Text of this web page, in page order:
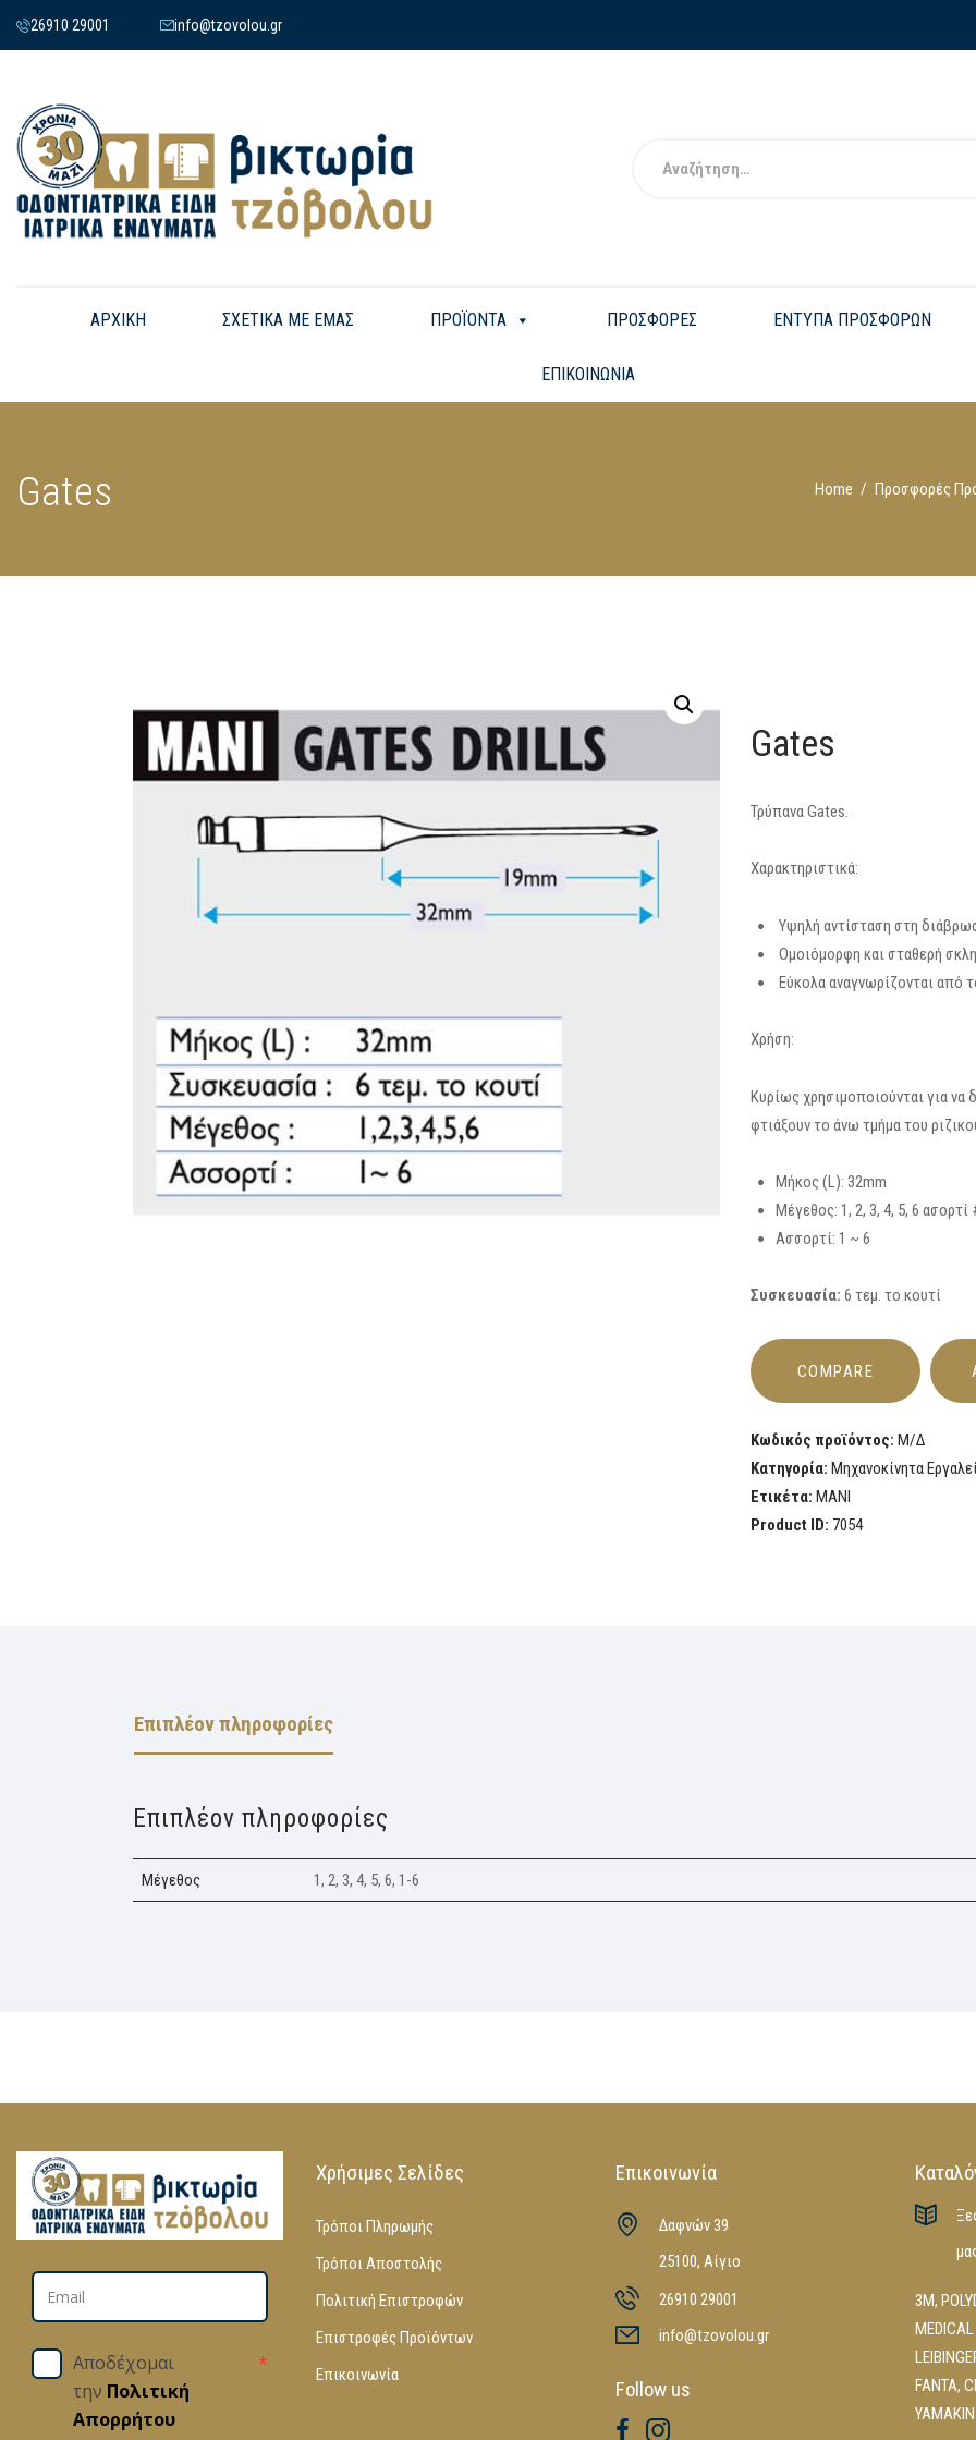
26910 29001 info@tzovolou.gr
ΑΡΧΙΚΗ ΣΧΕΤΙΚΑ ΜΕ ΕΜΑΣ ΠΡΟΪΟΝΤΑ ΠΡΟΣΦΟΡΕΣ ΕΝΤΥΠΑ ΠΡΟΣΦΟΡΩΝ
ΕΠΙΚΟΙΝΩΝΙΑ
Gates Home Προσφορές
Gates
Τρύπανα Gates.
Χαρακτηριστικά:
Υψηλή αντίσταση στη
Ομοιόμορφη και σταθερή
Εύκολα αναγνωρίζονται από
Χρήση:
Κυρίως χρησιμοποιούνται για
φτιάξουν το άνω τμήμα του
Μήκος (L): 32mm
Μέγεθος: 1, 2, 3, 4, 5, 6 ασορτί
Ασσορτί: 1 ~ 6
Συσκευασία: 6 τεμ. το κουτί
COMPARE
Κωδικός προϊόντος:Μ/Δ
Κατηγορία:Μηχανοκίνητα
Ετικέτα:MANI
Product ID: 7054
Επιπλέον πληροφορίες
Επιπλέον πληροφορίες
Μέγεθος 1, 2, 3, 4, 5, 6, 1-6
Αποδέχομαι
την Πολιτική
Απορρήτου
*
Χρήσιμες Σελίδες
Τρόποι Πληρωμής
Τρόποι Αποστολής
Πολιτική Επιστροφών
Επιστροφές Προϊόντων
Επικοινωνία
Επικοινωνία
Δαφνών 39
25100, Αίγιο
26910 29001
info@tzovolou.gr
Follow us
3M,
MEDICAL
FANTA,
YAMAKIN